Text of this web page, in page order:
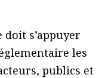
s’appuyer
les
publics et